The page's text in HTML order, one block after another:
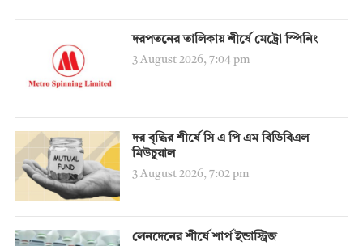
দরপতনের তালিকায় শীর্ষে মেট্রো স্পিনিং
3 August 2026, 7:04 pm
দর বৃদ্ধির শীর্ষে সি এ পি এম বিডিবিএল
মিউচুয়াল
3 August 2026, 7:02 pm
লেনদেনের শীর্ষে শার্প ইন্ডাস্ট্রিজ